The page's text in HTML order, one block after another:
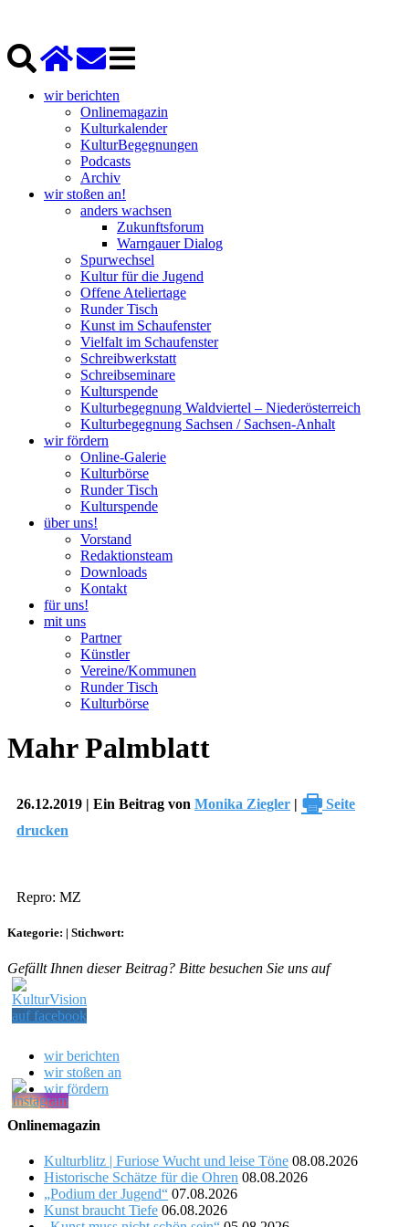
wir berichten
Onlinemagazin
Kulturkalender
KulturBegegnungen
Podcasts
Archiv
wir stoßen an!
anders wachsen
Zukunftsforum
Warngauer Dialog
Spurwechsel
Kultur für die Jugend
Offene Ateliertage
Runder Tisch
Kunst im Schaufenster
Vielfalt im Schaufenster
Schreibwerkstatt
Schreibseminare
Kulturspende
Kulturbegegnung Waldviertel – Niederösterreich
Kulturbegegnung Sachsen / Sachsen-Anhalt
wir fördern
Online-Galerie
Kulturbörse
Runder Tisch
Kulturspende
über uns!
Vorstand
Redaktionsteam
Downloads
Kontakt
für uns!
mit uns
Partner
Künstler
Vereine/Kommunen
Runder Tisch
Kulturbörse
Mahr Palmblatt
26.12.2019 | Ein Beitrag von Monika Ziegler | 🖶 Seite
drucken
Repro: MZ
Kategorie: | Stichwort:
Gefällt Ihnen dieser Beitrag? Bitte besuchen Sie uns auf
wir berichten
wir stoßen an
wir fördern
Onlinemagazin
Kulturblitz | Furiose Wucht und leise Töne 08.08.2026
Historische Schätze für die Ohren 08.08.2026
„Podium der Jugend“ 07.08.2026
Kunst braucht Tiefe 06.08.2026